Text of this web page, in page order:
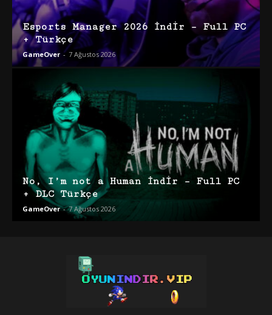
Esports Manager 2026 İndir – Full PC
+ Türkçe
GameOver - 7 Ağustos 2026
No, I’m not a Human İndir – Full PC
+ DLC Türkçe
GameOver - 7 Ağustos 2026